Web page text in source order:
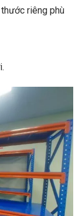
riêng phù